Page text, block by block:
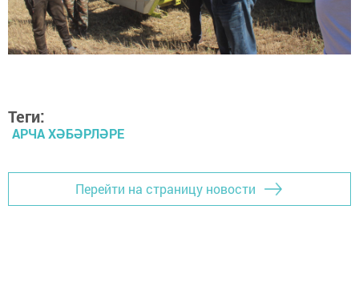
Теги:
АРЧА ХӘБӘРЛӘРЕ
Перейти на страницу новости